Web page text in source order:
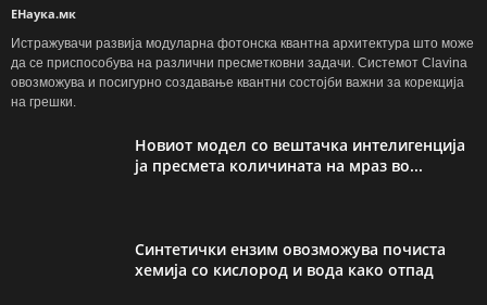
ЕНаука.мк
Истражувачи развија модуларна фотонска квантна архитектура што може
да се приспособува на различни пресметковни задачи. Системот Clavina
овозможува и посигурно создавање квантни состојби важни за корекција
на грешки.
Новиот модел со вештачка интелигенција
ја пресмета количината на мраз во...
Синтетички ензим овозможува почиста
хемија со кислород и вода како отпад